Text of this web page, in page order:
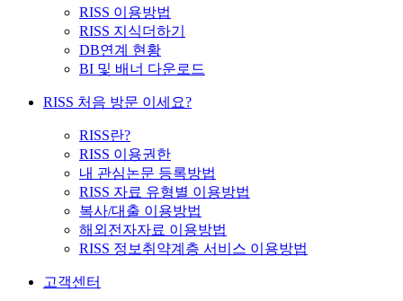
RISS 이용방법
RISS 지식더하기
DB연계 현황
BI 및 배너 다운로드
RISS 처음 방문 이세요?
RISS란?
RISS 이용권한
내 관심논문 등록방법
RISS 자료 유형별 이용방법
복사/대출 이용방법
해외전자자료 이용방법
RISS 정보취약계층 서비스 이용방법
고객센터